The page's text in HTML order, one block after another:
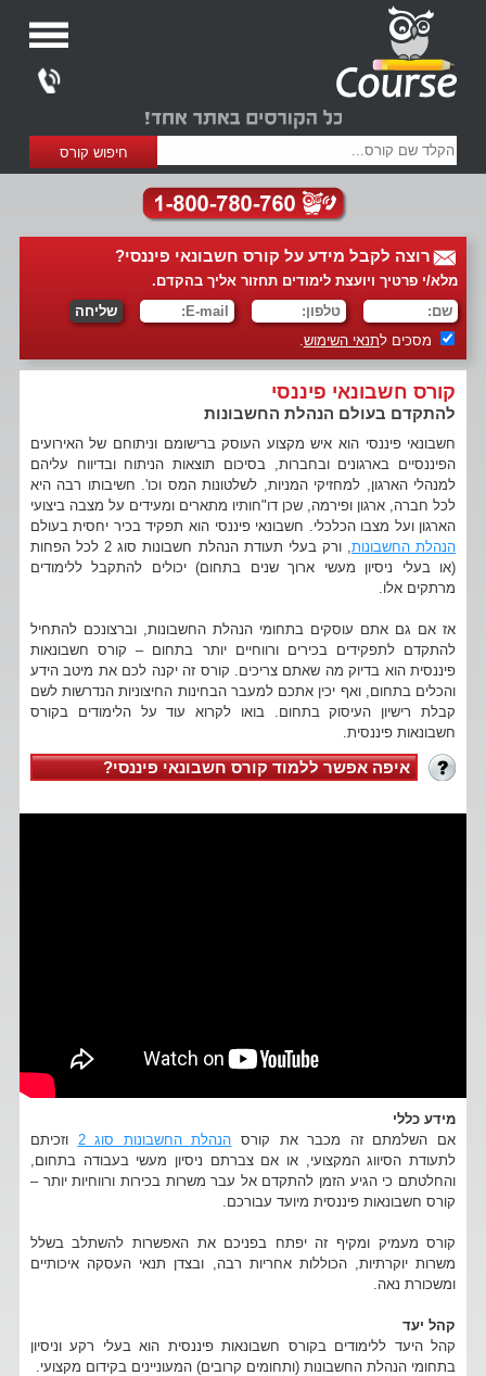
רוצה לקבל מידע על קורס חשבונאי פיננסי?
מלא/י פרטיך ויועצת לימודים תחזור אליך בהקדם.
מסכים לתנאי השימוש.
קורס חשבונאי פיננסי
להתקדם בעולם הנהלת החשבונות
חשבונאי פיננסי הוא איש מקצוע העוסק ברישומם וניתוחם של האירועים
הפיננסיים בארגונים ובחברות, בסיכום תוצאות הניתוח ובדיווח עליהם
למנהלי הארגון, למחזיקי המניות, לשלטונות המס וכו'. חשיבותו רבה היא
לכל חברה, ארגון ופירמה, שכן דו"חותיו מתארים ומעידים על מצבה ביצועי
הארגון ועל מצבו הכלכלי. חשבונאי פיננסי הוא תפקיד בכיר יחסית בעולם
הנהלת החשבונות
, ורק בעלי תעודת הנהלת חשבונות סוג 2 לכל הפחות
(או בעלי ניסיון מעשי ארוך שנים בתחום) יכולים להתקבל ללימודים
מרתקים אלו.
אז אם גם אתם עוסקים בתחומי הנהלת החשבונות, וברצונכם להתחיל
להתקדם לתפקידים בכירים ורווחיים יותר בתחום – קורס חשבונאות
פיננסית הוא בדיוק מה שאתם צריכים. קורס זה יקנה לכם את מיטב הידע
והכלים בתחום, ואף יכין אתכם למעבר הבחינות החיצוניות הנדרשות לשם
קבלת רישיון העיסוק בתחום. בואו לקרוא עוד על הלימודים בקורס
חשבונאות פיננסית.
איפה אפשר ללמוד קורס חשבונאי פיננסי?
מידע כללי
אם השלמתם זה מכבר את קורס הנהלת החשבונות סוג 2
וזכיתם
לתעודת הסיווג המקצועי, או אם צברתם ניסיון מעשי בעבודה בתחום,
והחלטתם כי הגיע הזמן להתקדם אל עבר משרות בכירות ורווחיות יותר –
קורס חשבונאות פיננסית מיועד עבורכם.
קורס מעמיק ומקיף זה יפתח בפניכם את האפשרות להשתלב בשלל
משרות יוקרתיות, הכוללות אחריות רבה, ובצדן תנאי העסקה איכותיים
ומשכורת נאה.
קהל יעד
קהל היעד ללימודים בקורס חשבונאות פיננסית הוא בעלי רקע וניסיון
בתחומי הנהלת החשבונות (ותחומים קרובים) המעוניינים בקידום מקצועי.